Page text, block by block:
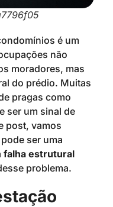
é um
não
moradores, mas
do prédio. Muitas
pragas como
ser um sinal de
post, vamos
pode ser uma
falha estrutural
problema.